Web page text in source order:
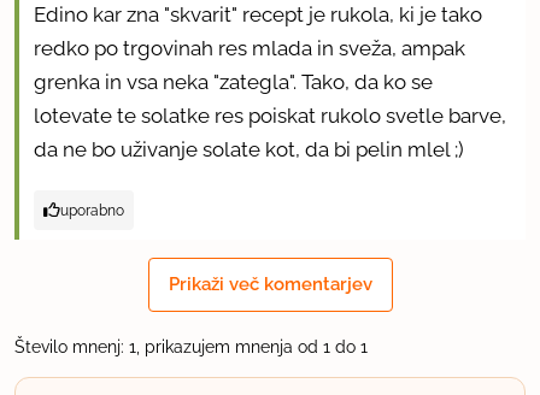
Edino kar zna "skvarit" recept je rukola, ki je tako
redko po trgovinah res mlada in sveža, ampak
grenka in vsa neka "zategla". Tako, da ko se
lotevate te solatke res poiskat rukolo svetle barve,
da ne bo uživanje solate kot, da bi pelin mlel ;)
uporabno
Prikaži več komentarjev
Število mnenj: 1, prikazujem mnenja od 1 do 1